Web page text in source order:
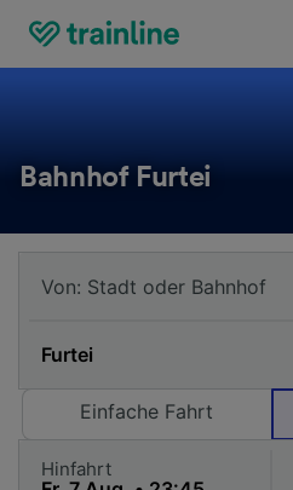
Bahnhof Furtei
Einfache Fahrt
Hinfahrt